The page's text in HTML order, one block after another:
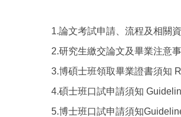
1.論文考試申請、流程及相關
2.研究生繳交論文及畢業注意
3.博碩士班領取畢業證書須知
4.碩士班口試申請須知
5.博士班口試申請須知